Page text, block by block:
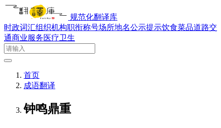
规范化翻译库
时政词汇组织机构职衔称号场所地名公示提示饮食菜品道路交
通商业服务医疗卫生
首页
成语翻译
钟鸣鼎重